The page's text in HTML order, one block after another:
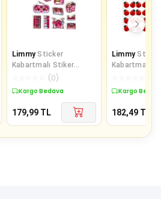
Limmy Sticker
Kabartmalı Stiker
Defter Planlayıcı Etiket
(0)
Kargo Bedava
179,99 TL
Limmy
Kabartmalı
Kargo
182,49 TL